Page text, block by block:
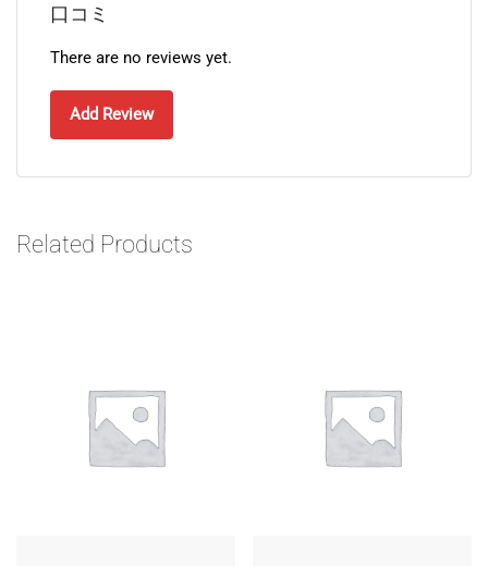
口コミ
There are no reviews yet.
Add Review
Related Products